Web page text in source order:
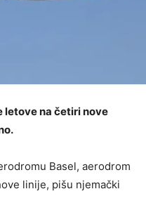
na četiri nove
Basel, aerodrom
linije, pišu njemački